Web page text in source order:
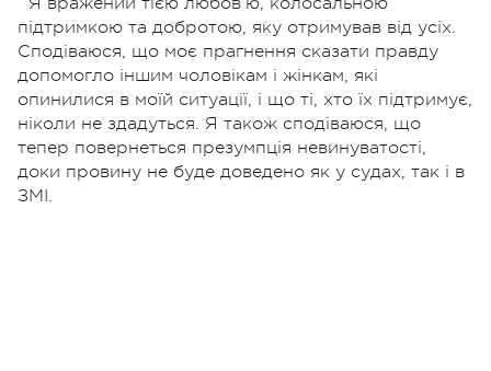
підтримкою та добротою, яку отримував від усіх.
Сподіваюся, що моє прагнення сказати правду
допомогло іншим чоловікам і жінкам, які
опинилися в моїй ситуації, і що ті, хто їх підтримує,
ніколи не здадуться. Я також сподіваюся, що
тепер повернеться презумпція невинуватості,
доки провину не буде доведено як у судах, так і в
ЗМІ.